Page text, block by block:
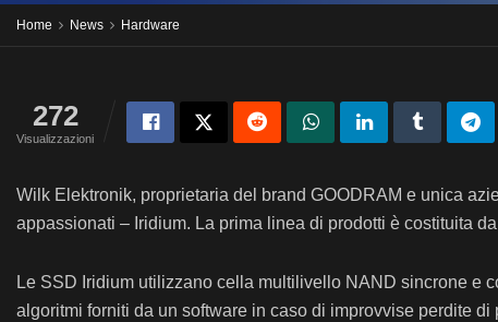
Home News Hardware
272
Visualizzazioni
Wilk Elektronik, proprietaria del brand GOODRAM e unica
appassionati – Iridium. La prima linea di prodotti è costituita
Le SSD Iridium utilizzano cella multilivello NAND sincrone e
algoritmi forniti da un software in caso di improvvise perdite